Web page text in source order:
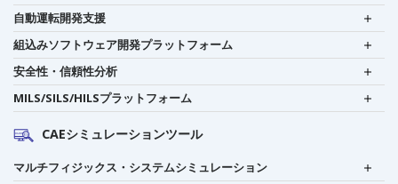
自動運転開発支援
組込みソフトウェア開発プラットフォーム
安全性・信頼性分析
MILS/SILS/HILSプラットフォーム
CAEシミュレーションツール
マルチフィジックス・システムシミュレーション